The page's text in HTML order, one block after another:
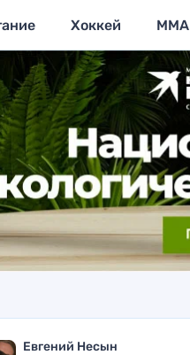
Хоккей MMA
Евгений Несын